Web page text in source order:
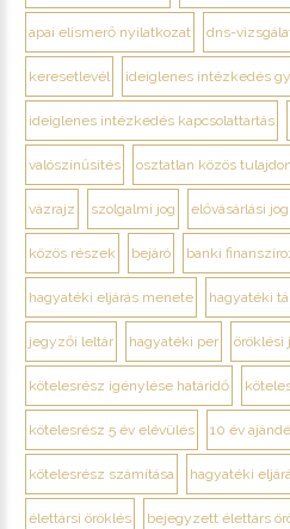
apai elismerő nyilatkozat dns-
keresetlevél ideiglenes intézkedés
ideiglenes intézkedés kapcsolattartás
valószínűsítés osztatlan közös tulajdon
vázrajz szolgalmi jog elővásárlási jog
közös részek bejáró banki
hagyatéki eljárás menete hagyatéki
jegyzői leltár hagyatéki per öröklési
kötelesrész igénylése határidő
kötelesrész 5 év elévülés 10 év
kötelesrész számítása hagyatéki
élettársi öröklés bejegyzett élettárs